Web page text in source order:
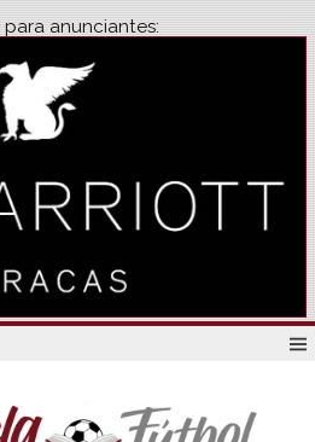
para anunciantes: